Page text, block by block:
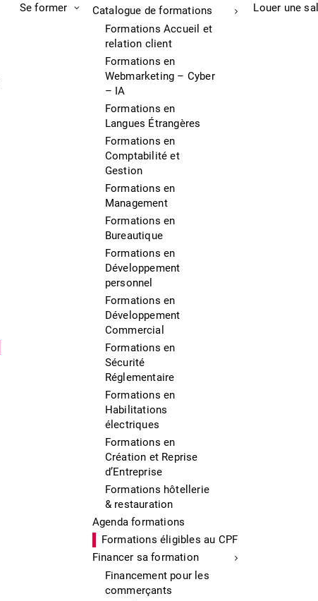
Se former
Catalogue de formations
Formations Accueil et
relation client
Formations en
Webmarketing – Cyber
– IA
Formations en
Langues Étrangères
Formations en
Comptabilité et
Gestion
Formations en
Management
Formations en
Bureautique
Formations en
Développement
personnel
Formations en
Développement
Commercial
Formations en
Sécurité
Réglementaire
Formations en
Habilitations
électriques
Formations en
Création et Reprise
d’Entreprise
Formations hôtellerie
& restauration
Agenda formations
Formations éligibles au CPF
Financer sa formation
Financement pour les
commerçants
Louer une